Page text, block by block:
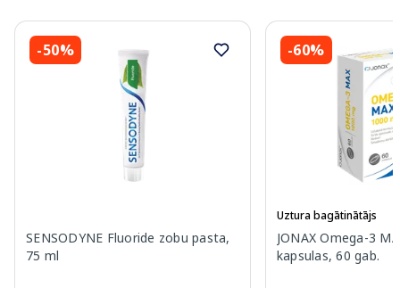
-50%
SENSODYNE Fluoride zobu pasta,
75 ml
-60%
Uztura bagātinātājs
JONAX Omega-3
kapsulas, 60 gab.